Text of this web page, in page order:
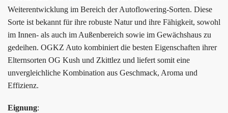
Weiterentwicklung im Bereich der Autoflowering-Sorten. Diese
Sorte ist bekannt für ihre robuste Natur und ihre Fähigkeit, sowohl
im Innen- als auch im Außenbereich sowie im Gewächshaus zu
gedeihen. OGKZ Auto kombiniert die besten Eigenschaften ihrer
Elternsorten OG Kush und Zkittlez und liefert somit eine
unvergleichliche Kombination aus Geschmack, Aroma und
Effizienz.
Eignung: